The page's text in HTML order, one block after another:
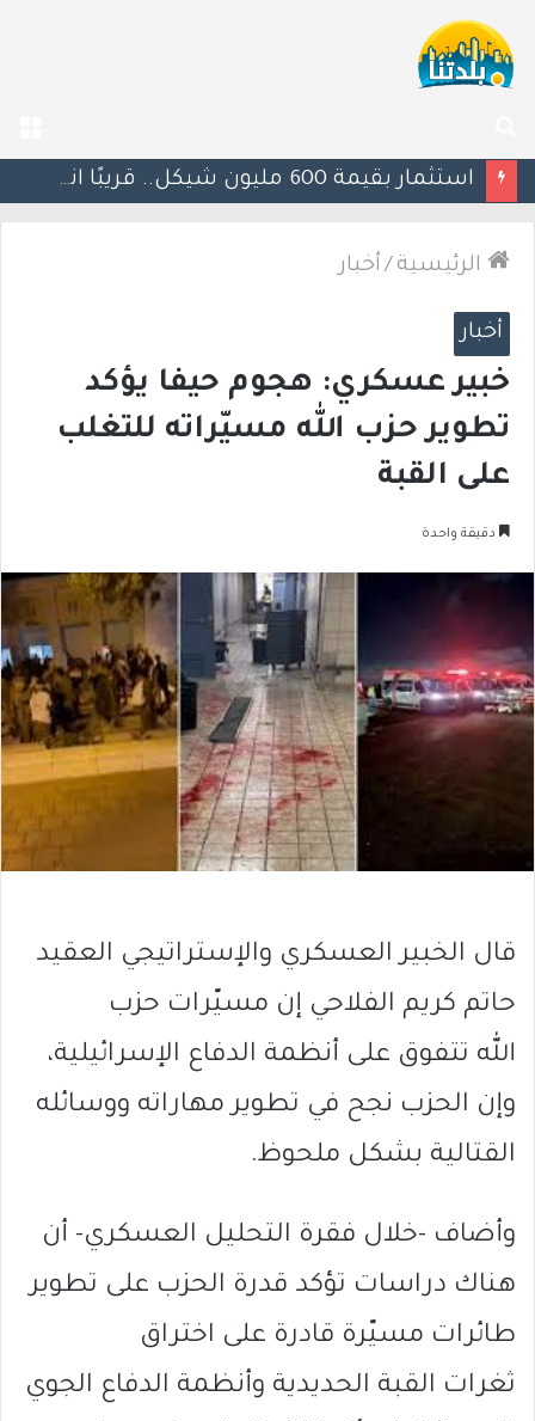
عن
الرئيسية / أخبار
أخبار
خبير عسكري: هجوم حيفا يؤكد
تطوير حزب الله مسيّراته للتغلب
على القبة
دقيقة واحدة
قال الخبير العسكري والإستراتيجي العقيد
حاتم كريم الفلاحي إن مسيّرات حزب
الله تتفوق على أنظمة الدفاع الإسرائيلية،
وإن الحزب نجح في تطوير مهاراته ووسائله
القتالية بشكل ملحوظ.
وأضاف -خلال فقرة التحليل العسكري- أن
هناك دراسات تؤكد قدرة الحزب على تطوير
طائرات مسيّرة قادرة على اختراق
ثغرات القبة الحديدية وأنظمة الدفاع الجوي